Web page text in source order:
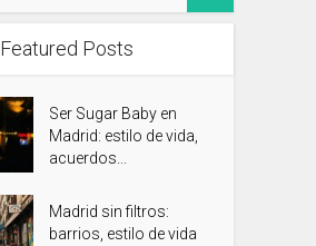
Featured Posts
Ser Sugar Baby en
Madrid: estilo de vida,
acuerdos...
Madrid sin filtros:
barrios, estilo de vida